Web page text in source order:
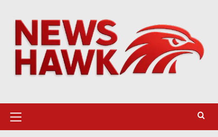
content
Menu